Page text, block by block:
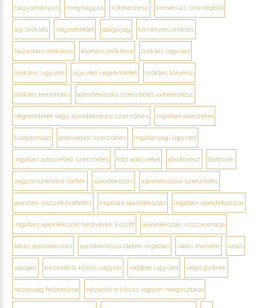
hagyományos meghagyás kötelesrész kiesés az örökségből
ági öröklés végrendelet polgárjog törvényes öröklés
házastárs öröklése élettárs öröklése öröklés ügyvéd
öröklési ügyvéd ügyvéd végrendelet öröklés törvény
öröklés lemondás ajándékozási szerződés kötelesrész
végrendelet vagy ajándékozási szerződés ingatlan adásvétel
tulajdonilap adásvételi szerződés ingatlanjogi ügyvéd
ingatlan adásvételi szerződés föld adásvétel alkotórész tartozék
vagyonszerzési illeték ajándékozás ajándékozási szerződés
ajándék visszakövetelés ingatlan ajándékozás ingatlan ajándékozása
ingatlan ajándékozás testvérek között ajándékozás visszavonása
lakás ajándékozás ajándékozási illeték ingatlan válás menete válás
válóper házastársi közös vagyon válóper ügyvéd válás gyerek
házasság felbontása házastársi közös vagyon megosztása